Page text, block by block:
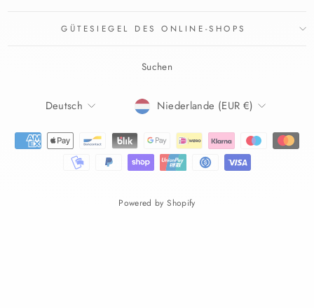
GÜTESIEGEL DES ONLINE-SHOPS
Suchen
SPRACHE
Deutsch WÄHRUNG
Niederlande (EUR €)
Powered by Shopify